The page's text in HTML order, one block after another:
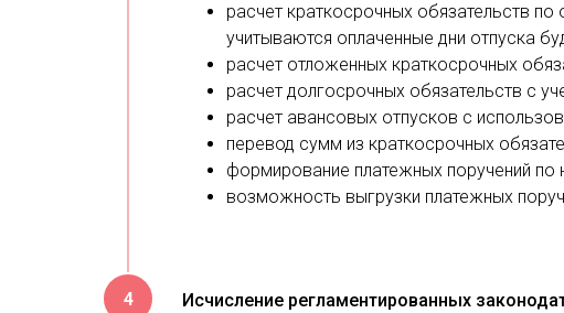
расчет краткосрочных обязательств по
учитываются оплаченные дни отпуска
расчет отложенных краткосрочных
расчет долгосрочных обязательств с
расчет авансовых отпусков с
перевод сумм из краткосрочных
формирование платежных поручений по
возможность выгрузки платежных
Исчисление регламентированных